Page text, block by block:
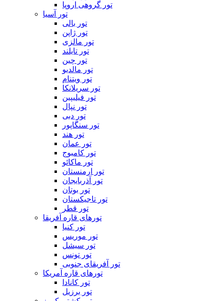
تور گروهی اروپا
تور آسیا
تور بالی
تور ژاپن
تور مالزی
تور تایلند
تور چین
تور مالدیو
تور ویتنام
تور سریلانکا
تور فیلیپین
تور نپال
تور دبی
تور سنگاپور
تور هند
تور عمان
تور کامبوج
تور ماکائو
تور ارمنستان
تور آذربایجان
تور بوتان
تور تاجیکستان
تور قطر
تورهای قاره آفریقا
تور کنیا
تور موریس
تور سیشل
تور تونس
تور آفریقای جنوبی
تورهای قاره آمریکا
تور کانادا
تور برزیل